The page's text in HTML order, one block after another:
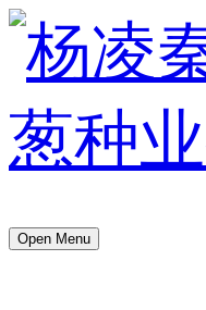
Open Menu